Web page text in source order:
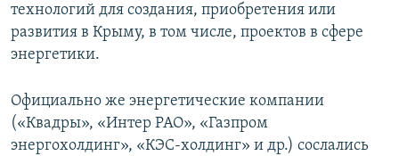
технологий для создания, приобретения или
развития в Крыму, в том числе, проектов в сфере
энергетики.
Официально же энергетические компании
(«Квадры», «Интер РАО», «Газпром
энергохолдинг», «КЭС-холдинг» и др.) сослались